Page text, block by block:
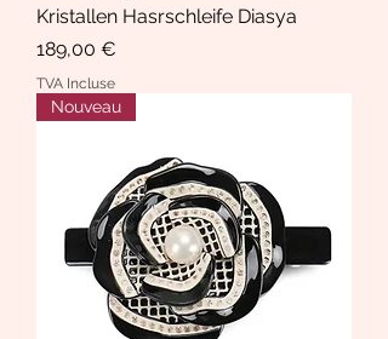
Kristallen Hasrschleife Diasya
Prix
189,00 €
TVA Incluse
Nouveau